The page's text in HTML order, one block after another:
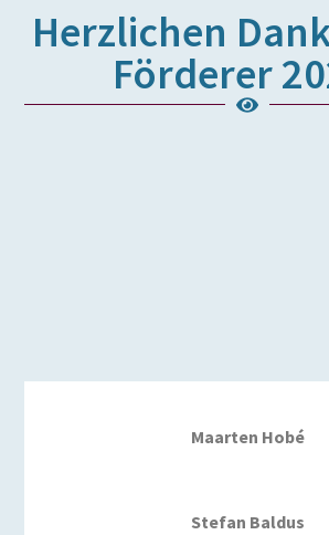
Herzlichen
Förderer
Maarten Hobé
Stefan Baldus